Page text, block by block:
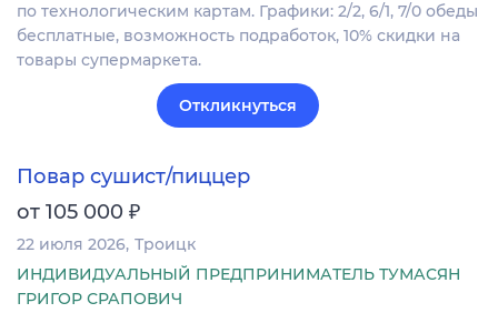
по технологическим картам. Графики: 2/2, 6/1, 7/0 обеды
бесплатные, возможность подработок, 10% скидки на
товары супермаркета.
Откликнуться
Повар сушист/пиццер
от 105 000 ₽
22 июля 2026 Троицк
ИНДИВИДУАЛЬНЫЙ ПРЕДПРИНИМАТЕЛЬ ТУМАСЯН
ГРИГОР СРАПОВИЧ